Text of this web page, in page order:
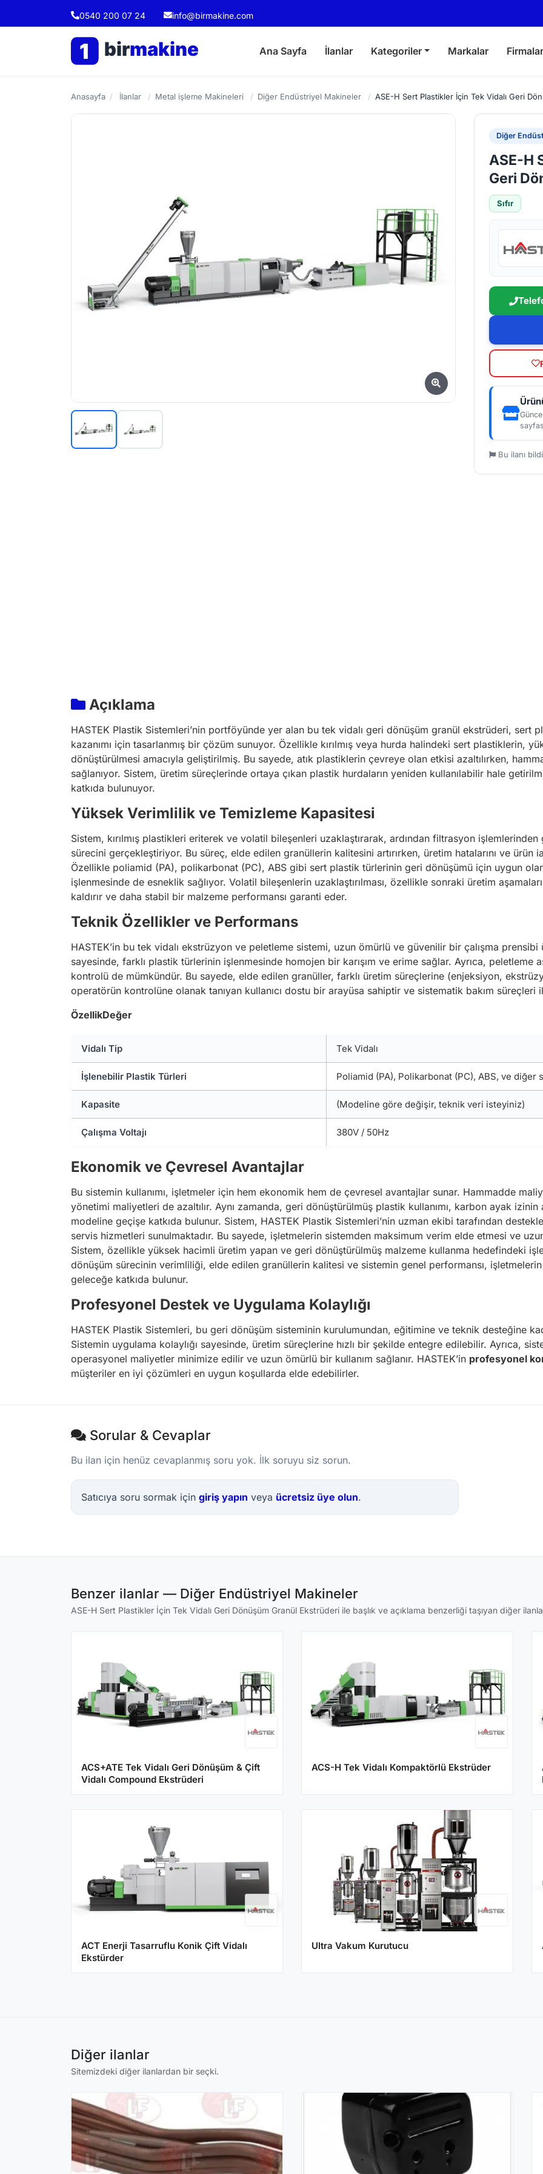
0540 200 07 24 info@birmakine.com
1 birmakine Ana Sayfa İlanlar Kategoriler Markalar Firmalar
Anasayfa / İlanlar / Metal işleme Makineleri / Diğer Endüstriyel Makineler / ASE-H Sert Plastikler İçin Tek Vidalı Geri
Diğer
ASE-H
Geri
Sıfır
Bu ilanı
Açıklama
HASTEK Plastik Sistemleri’nin portföyünde yer alan bu tek vidalı geri dönüşüm granül ekstrüderi, sert
kazanımı için tasarlanmış bir çözüm sunuyor. Özellikle kırılmış veya hurda halindeki sert plastiklerin,
dönüştürülmesi amacıyla geliştirilmiş. Bu sayede, atık plastiklerin çevreye olan etkisi azaltılırken,
sağlanıyor. Sistem, üretim süreçlerinde ortaya çıkan plastik hurdaların yeniden kullanılabilir hale
katkıda bulunuyor.
Yüksek Verimlilik ve Temizleme Kapasitesi
Sistem, kırılmış plastikleri eriterek ve volatil bileşenleri uzaklaştırarak, ardından filtrasyon
sürecini gerçekleştiriyor. Bu süreç, elde edilen granüllerin kalitesini artırırken, üretim hatalarını ve ürün
Özellikle poliamid (PA), polikarbonat (PC), ABS gibi sert plastik türlerinin geri dönüşümü için uygun olan
işlenmesinde de esneklik sağlıyor. Volatil bileşenlerin uzaklaştırılması, özellikle sonraki üretim
kaldırır ve daha stabil bir malzeme performansı garanti eder.
Teknik Özellikler ve Performans
HASTEK’in bu tek vidalı ekstrüzyon ve peletleme sistemi, uzun ömürlü ve güvenilir bir çalışma prensibi
sayesinde, farklı plastik türlerinin işlenmesinde homojen bir karışım ve erime sağlar. Ayrıca, peletleme
kontrolü de mümkündür. Bu sayede, elde edilen granüller, farklı üretim süreçlerine (enjeksiyon,
operatörün kontrolüne olanak tanıyan kullanıcı dostu bir arayüsa sahiptir ve sistematik bakım
ÖzellikDeğer
Vidalı Tip Tek Vidalı
İşlenebilir Plastik Türleri Poliamid (PA), Polikarbonat (PC), ABS, ve diğer
Kapasite (Modeline göre değişir, teknik veri isteyiniz)
Çalışma Voltajı 380V / 50Hz
Ekonomik ve Çevresel Avantajlar
Bu sistemin kullanımı, işletmeler için hem ekonomik hem de çevresel avantajlar sunar. Hammadde
yönetimi maliyetleri de azaltılır. Aynı zamanda, geri dönüştürülmüş plastik kullanımı, karbon ayak
modeline geçişe katkıda bulunur. Sistem, HASTEK Plastik Sistemleri’nin uzman ekibi tarafından
servis hizmetleri sunulmaktadır. Bu sayede, işletmelerin sistemden maksimum verim elde etmesi ve
Sistem, özellikle yüksek hacimli üretim yapan ve geri dönüştürülmüş malzeme kullanma hedefindeki
dönüşüm sürecinin verimliliği, elde edilen granüllerin kalitesi ve sistemin genel performansı,
geleceğe katkıda bulunur.
Profesyonel Destek ve Uygulama Kolaylığı
HASTEK Plastik Sistemleri, bu geri dönüşüm sisteminin kurulumundan, eğitimine ve teknik desteğine
Sistemin uygulama kolaylığı sayesinde, üretim süreçlerine hızlı bir şekilde entegre edilebilir. Ayrıca,
operasyonel maliyetler minimize edilir ve uzun ömürlü bir kullanım sağlanır. HASTEK’in profesyonel
müşteriler en iyi çözümleri en uygun koşullarda elde edebilirler.
Sorular & Cevaplar
Bu ilan için henüz cevaplanmış soru yok. İlk soruyu siz sorun.
Satıcıya soru sormak için giriş yapın veya ücretsiz üye olun.
Benzer ilanlar — Diğer Endüstriyel Makineler
ASE-H Sert Plastikler İçin Tek Vidalı Geri Dönüşüm Granül Ekstrüderi ile başlık ve açıklama benzerliği taşıyan diğer
ACS+ATE Tek Vidalı Geri Dönüşüm & Çift
Vidalı Compound Ekstrüderi
ACS-H Tek Vidalı Kompaktörlü Ekstrüder
ACT Enerji Tasarruflu Konik Çift Vidalı
Ekstürder
Ultra Vakum Kurutucu
Diğer ilanlar
Sitemizdeki diğer ilanlardan bir seçki.